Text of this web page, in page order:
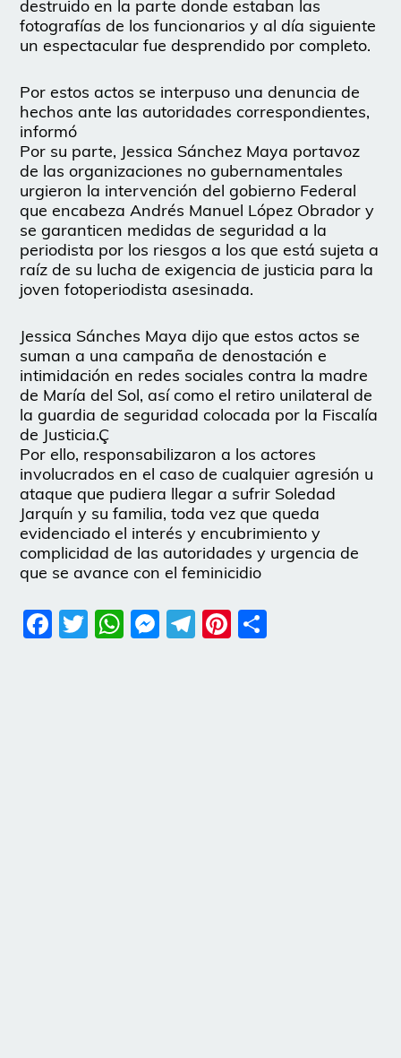
destruido en la parte donde estaban las
fotografías de los funcionarios y al día siguiente
un espectacular fue desprendido por completo.
Por estos actos se interpuso una denuncia de
hechos ante las autoridades correspondientes,
informó
Por su parte, Jessica Sánchez Maya portavoz
de las organizaciones no gubernamentales
urgieron la intervención del gobierno Federal
que encabeza Andrés Manuel López Obrador y
se garanticen medidas de seguridad a la
periodista por los riesgos a los que está sujeta a
raíz de su lucha de exigencia de justicia para la
joven fotoperiodista asesinada.
Jessica Sánches Maya dijo que estos actos se
suman a una campaña de denostación e
intimidación en redes sociales contra la madre
de María del Sol, así como el retiro unilateral de
la guardia de seguridad colocada por la Fiscalía
de Justicia.Ç
Por ello, responsabilizaron a los actores
involucrados en el caso de cualquier agresión u
ataque que pudiera llegar a sufrir Soledad
Jarquín y su familia, toda vez que queda
evidenciado el interés y encubrimiento y
complicidad de las autoridades y urgencia de
que se avance con el feminicidio
Facebook
Twitter
WhatsApp
Messenger
Telegram
Pinterest